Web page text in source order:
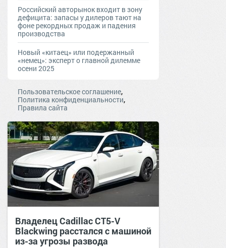
Российский авторынок входит в зону
дефицита: запасы у дилеров тают на
фоне рекордных продаж и падения
производства
Новый «китаец» или подержанный
«немец»: эксперт о главной дилемме
осени 2025
Пользовательское соглашение,
Политика конфиденциальности,
Правила сайта
Владелец Cadillac CT5-V
Blackwing расстался с машиной
из-за угрозы развода